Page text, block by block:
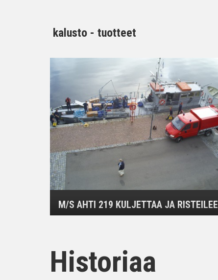
kalusto - tuotteet
M/S AHTI 219 KULJETTAA JA RISTEILEE
Historiaa